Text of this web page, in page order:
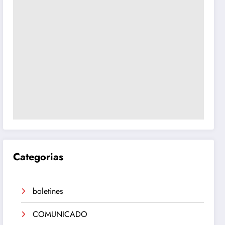
Categorias
boletines
COMUNICADO